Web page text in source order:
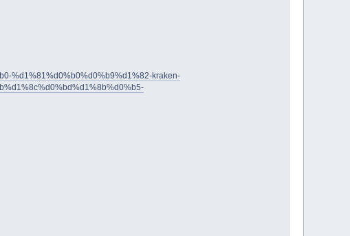
%d1%81%d0%b0%d0%b9%d1%82-kraken-